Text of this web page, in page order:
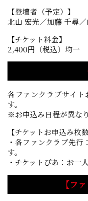
【登壇者（予定）】
北山 宏光／加藤 千尋
【チケット料金】
2,400円（税込）均一
各ファンクラブサイ
す。
※お申込み日程が異な
【チケットお申込み枚
・各ファンクラブ先
す。
・チケットぴあ：お一
【フ